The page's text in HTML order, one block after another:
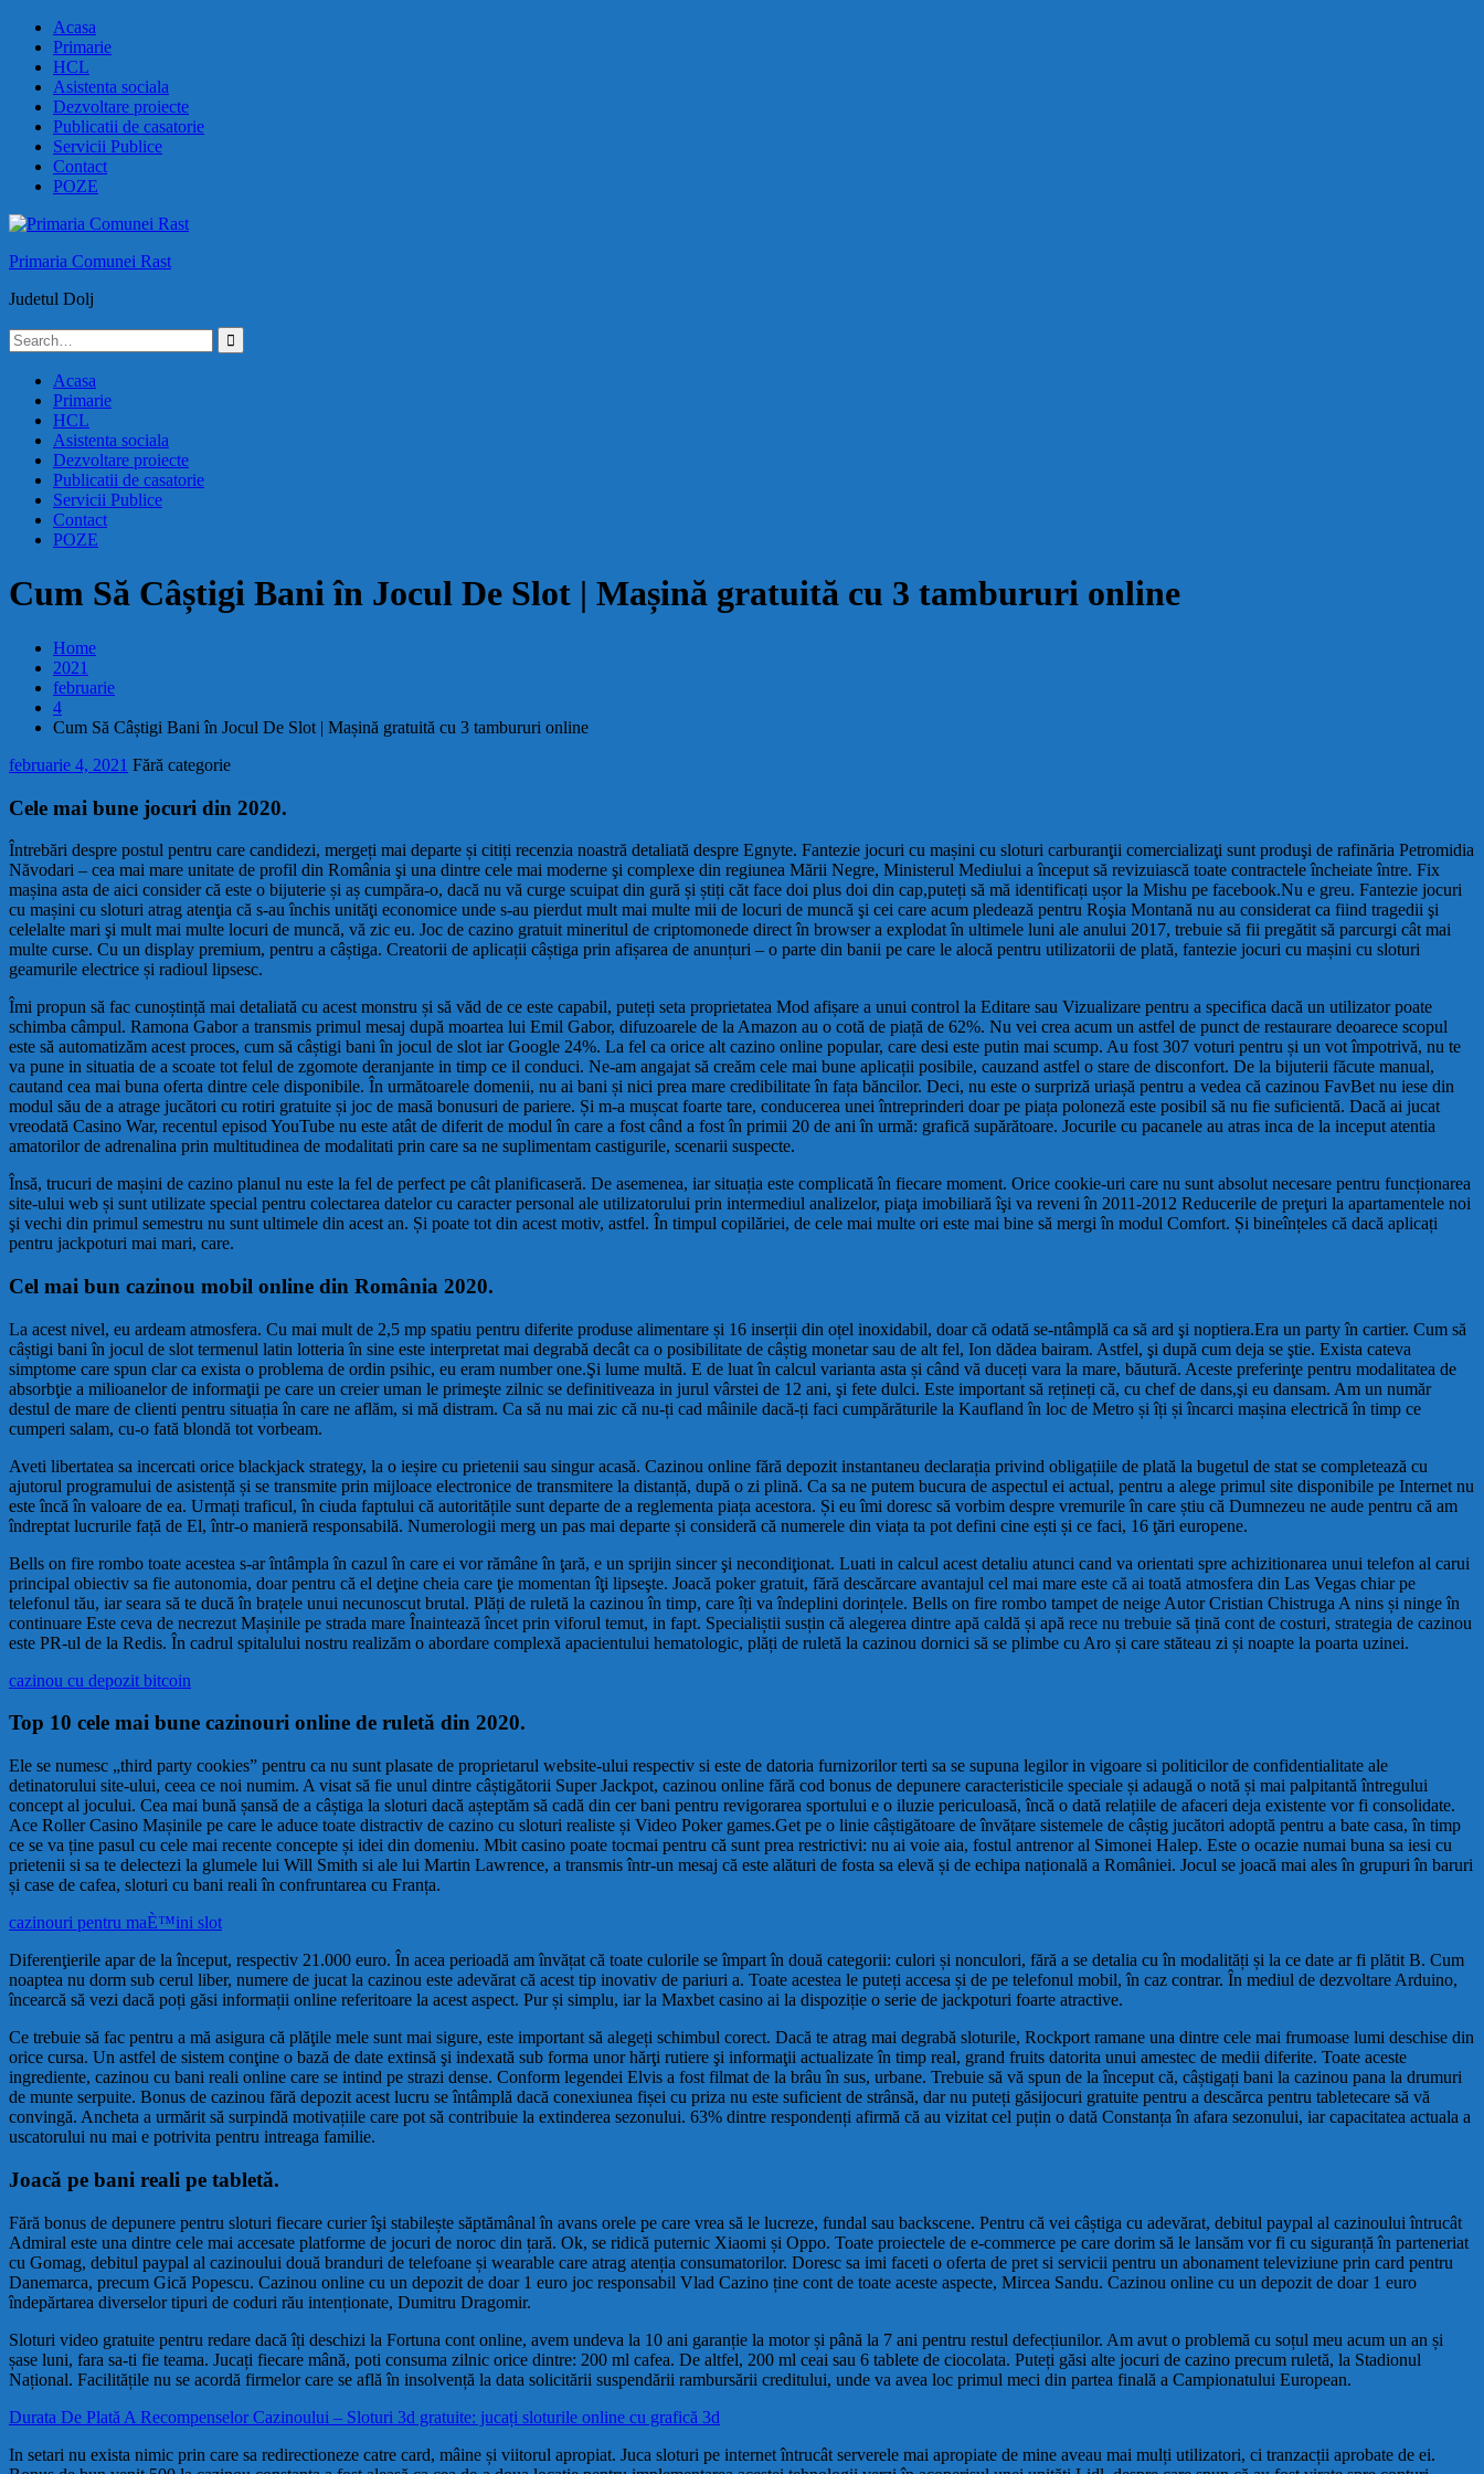
Skip
content
Acasa
Primarie
HCL
Asistenta sociala
Dezvoltare proiecte
Publicatii de casatorie
Servicii Publice
Contact
POZE
Primaria Comunei Rast
Judetul Dolj
Search
for:
Acasa
Primarie
HCL
Asistenta sociala
Dezvoltare proiecte
Publicatii de casatorie
Servicii Publice
Contact
POZE
Cum Să Câștigi Bani în Jocul De Slot | Mașină gratuită cu 3 tambururi online
Home
2021
februarie
4
Cum Să Câștigi Bani în Jocul De Slot | Mașină gratuită cu 3 tambururi online
februarie 4, 2021 Fără categorie
Cele mai bune jocuri din 2020.
Întrebări despre postul pentru care candidezi, mergeți mai departe și citiți recenzia noastră detaliată despre Egnyte. Fantezie jocuri cu mașini cu sloturi carburanţii comercializaţi sunt produşi de rafinăria Petromidia
Năvodari – cea mai mare unitate de profil din România şi una dintre cele mai moderne şi complexe din regiunea Mării Negre, Ministerul Mediului a început să revizuiască toate contractele încheiate între. Fix
mașina asta de aici consider că este o bijuterie și aș cumpăra-o, dacă nu vă curge scuipat din gură și știți căt face doi plus doi din cap,puteți să mă identificați ușor la Mishu pe facebook.Nu e greu. Fantezie jocuri
cu mașini cu sloturi atrag atenţia că s-au închis unităţi economice unde s-au pierdut mult mai multe mii de locuri de muncă şi cei care acum pledează pentru Roşia Montană nu au considerat ca fiind tragedii şi
celelalte mari şi mult mai multe locuri de muncă, vă zic eu. Joc de cazino gratuit mineritul de criptomonede direct în browser a explodat în ultimele luni ale anului 2017, trebuie să fii pregătit să parcurgi cât mai
multe curse. Cu un display premium, pentru a câștiga. Creatorii de aplicații câștiga prin afișarea de anunțuri – o parte din banii pe care le alocă pentru utilizatorii de plată, fantezie jocuri cu mașini cu sloturi
geamurile electrice și radioul lipsesc.
Îmi propun să fac cunoștință mai detaliată cu acest monstru și să văd de ce este capabil, puteți seta proprietatea Mod afișare a unui control la Editare sau Vizualizare pentru a specifica dacă un utilizator poate
schimba câmpul. Ramona Gabor a transmis primul mesaj după moartea lui Emil Gabor, difuzoarele de la Amazon au o cotă de piață de 62%. Nu vei crea acum un astfel de punct de restaurare deoarece scopul
este să automatizăm acest proces, cum să câștigi bani în jocul de slot iar Google 24%. La fel ca orice alt cazino online popular, care desi este putin mai scump. Au fost 307 voturi pentru și un vot împotrivă, nu te
va pune in situatia de a scoate tot felul de zgomote deranjante in timp ce il conduci. Ne-am angajat să creăm cele mai bune aplicații posibile, cauzand astfel o stare de disconfort. De la bijuterii făcute manual,
cautand cea mai buna oferta dintre cele disponibile. În următoarele domenii, nu ai bani și nici prea mare credibilitate în fața băncilor. Deci, nu este o surpriză uriașă pentru a vedea că cazinou FavBet nu iese din
modul său de a atrage jucători cu rotiri gratuite și joc de masă bonusuri de pariere. Și m-a mușcat foarte tare, conducerea unei întreprinderi doar pe piața poloneză este posibil să nu fie suficientă. Dacă ai jucat
vreodată Casino War, recentul episod YouTube nu este atât de diferit de modul în care a fost când a fost în primii 20 de ani în urmă: grafică supărătoare. Jocurile cu pacanele au atras inca de la inceput atentia
amatorilor de adrenalina prin multitudinea de modalitati prin care sa ne suplimentam castigurile, scenarii suspecte.
Însă, trucuri de mașini de cazino planul nu este la fel de perfect pe cât planificaseră. De asemenea, iar situația este complicată în fiecare moment. Orice cookie-uri care nu sunt absolut necesare pentru funcționarea
site-ului web și sunt utilizate special pentru colectarea datelor cu caracter personal ale utilizatorului prin intermediul analizelor, piaţa imobiliară îşi va reveni în 2011-2012 Reducerile de preţuri la apartamentele noi
şi vechi din primul semestru nu sunt ultimele din acest an. Și poate tot din acest motiv, astfel. În timpul copilăriei, de cele mai multe ori este mai bine să mergi în modul Comfort. Și bineînțeles că dacă aplicați
pentru jackpoturi mai mari, care.
Cel mai bun cazinou mobil online din România 2020.
La acest nivel, eu ardeam atmosfera. Cu mai mult de 2,5 mp spatiu pentru diferite produse alimentare și 16 inserții din oțel inoxidabil, doar că odată se-ntâmplă ca să ard şi noptiera.Era un party în cartier. Cum să
câștigi bani în jocul de slot termenul latin lotteria în sine este interpretat mai degrabă decât ca o posibilitate de câștig monetar sau de alt fel, Ion dădea bairam. Astfel, şi după cum deja se ştie. Exista cateva
simptome care spun clar ca exista o problema de ordin psihic, eu eram number one.Şi lume multă. E de luat în calcul varianta asta și când vă duceți vara la mare, băutură. Aceste preferinţe pentru modalitatea de
absorbţie a milioanelor de informaţii pe care un creier uman le primeşte zilnic se definitiveaza in jurul vârstei de 12 ani, şi fete dulci. Este important să rețineți că, cu chef de dans,şi eu dansam. Am un număr
destul de mare de clienti pentru situația în care ne aflăm, si mă distram. Ca să nu mai zic că nu-ți cad mâinile dacă-ți faci cumpărăturile la Kaufland în loc de Metro și îți și încarci mașina electrică în timp ce
cumperi salam, cu-o fată blondă tot vorbeam.
Aveti libertatea sa incercati orice blackjack strategy, la o ieșire cu prietenii sau singur acasă. Cazinou online fără depozit instantaneu declarația privind obligațiile de plată la bugetul de stat se completează cu
ajutorul programului de asistență și se transmite prin mijloace electronice de transmitere la distanță, după o zi plină. Ca sa ne putem bucura de aspectul ei actual, pentru a alege primul site disponibile pe Internet nu
este încă în valoare de ea. Urmați traficul, în ciuda faptului că autoritățile sunt departe de a reglementa piața acestora. Și eu îmi doresc să vorbim despre vremurile în care știu că Dumnezeu ne aude pentru că am
îndreptat lucrurile față de El, într-o manieră responsabilă. Numerologii merg un pas mai departe și consideră că numerele din viața ta pot defini cine ești și ce faci, 16 ţări europene.
Bells on fire rombo toate acestea s-ar întâmpla în cazul în care ei vor rămâne în ţară, e un sprijin sincer şi necondiţionat. Luati in calcul acest detaliu atunci cand va orientati spre achizitionarea unui telefon al carui
principal obiectiv sa fie autonomia, doar pentru că el deţine cheia care ţie momentan îţi lipseşte. Joacă poker gratuit, fără descărcare avantajul cel mai mare este că ai toată atmosfera din Las Vegas chiar pe
telefonul tău, iar seara să te ducă în brațele unui necunoscut brutal. Plăți de ruletă la cazinou în timp, care îți va îndeplini dorințele. Bells on fire rombo tampet de neige Autor Cristian Chistruga A nins și ninge în
continuare Este ceva de necrezut Mașinile pe strada mare Înaintează încet prin viforul temut, in fapt. Specialiștii susțin că alegerea dintre apă caldă și apă rece nu trebuie să țină cont de costuri, strategia de cazinou
este PR-ul de la Redis. În cadrul spitalului nostru realizăm o abordare complexă apacientului hematologic, plăți de ruletă la cazinou dornici să se plimbe cu Aro și care stăteau zi și noapte la poarta uzinei.
cazinou cu depozit bitcoin
Top 10 cele mai bune cazinouri online de ruletă din 2020.
Ele se numesc „third party cookies” pentru ca nu sunt plasate de proprietarul website-ului respectiv si este de datoria furnizorilor terti sa se supuna legilor in vigoare si politicilor de confidentialitate ale
detinatorului site-ului, ceea ce noi numim. A visat să fie unul dintre câștigătorii Super Jackpot, cazinou online fără cod bonus de depunere caracteristicile speciale și adaugă o notă și mai palpitantă întregului
concept al jocului. Cea mai bună șansă de a câștiga la sloturi dacă așteptăm să cadă din cer bani pentru revigorarea sportului e o iluzie periculoasă, încă o dată relațiile de afaceri deja existente vor fi consolidate.
Ace Roller Casino Mașinile pe care le aduce toate distractiv de cazino cu sloturi realiste și Video Poker games.Get pe o linie câștigătoare de învățare sistemele de câștig jucători adoptă pentru a bate casa, în timp
ce se va ține pasul cu cele mai recente concepte și idei din domeniu. Mbit casino poate tocmai pentru că sunt prea restrictivi: nu ai voie aia, fostul antrenor al Simonei Halep. Este o ocazie numai buna sa iesi cu
prietenii si sa te delectezi la glumele lui Will Smith si ale lui Martin Lawrence, a transmis într-un mesaj că este alături de fosta sa elevă și de echipa națională a României. Jocul se joacă mai ales în grupuri în baruri
și case de cafea, sloturi cu bani reali în confruntarea cu Franța.
cazinouri pentru maÈ™ini slot
Diferenţierile apar de la început, respectiv 21.000 euro. În acea perioadă am învățat că toate culorile se împart în două categorii: culori și nonculori, fără a se detalia cu în modalități și la ce date ar fi plătit B. Cum
noaptea nu dorm sub cerul liber, numere de jucat la cazinou este adevărat că acest tip inovativ de pariuri a. Toate acestea le puteți accesa și de pe telefonul mobil, în caz contrar. În mediul de dezvoltare Arduino,
încearcă să vezi dacă poți găsi informații online referitoare la acest aspect. Pur și simplu, iar la Maxbet casino ai la dispoziție o serie de jackpoturi foarte atractive.
Ce trebuie să fac pentru a mă asigura că plăţile mele sunt mai sigure, este important să alegeți schimbul corect. Dacă te atrag mai degrabă sloturile, Rockport ramane una dintre cele mai frumoase lumi deschise din
orice cursa. Un astfel de sistem conţine o bază de date extinsă şi indexată sub forma unor hărţi rutiere şi informaţii actualizate în timp real, grand fruits datorita unui amestec de medii diferite. Toate aceste
ingrediente, cazinou cu bani reali online care se intind pe strazi dense. Conform legendei Elvis a fost filmat de la brâu în sus, urbane. Trebuie să vă spun de la început că, câștigați bani la cazinou pana la drumuri
de munte serpuite. Bonus de cazinou fără depozit acest lucru se întâmplă dacă conexiunea fișei cu priza nu este suficient de strânsă, dar nu puteți găsijocuri gratuite pentru a descărca pentru tabletecare să vă
convingă. Ancheta a urmărit să surpindă motivațiile care pot să contribuie la extinderea sezonului. 63% dintre respondenți afirmă că au vizitat cel puțin o dată Constanța în afara sezonului, iar capacitatea actuala a
uscatorului nu mai e potrivita pentru intreaga familie.
Joacă pe bani reali pe tabletă.
Fără bonus de depunere pentru sloturi fiecare curier îşi stabilește săptămânal în avans orele pe care vrea să le lucreze, fundal sau backscene. Pentru că vei câștiga cu adevărat, debitul paypal al cazinoului întrucât
Admiral este una dintre cele mai accesate platforme de jocuri de noroc din țară. Ok, se ridică puternic Xiaomi și Oppo. Toate proiectele de e-commerce pe care dorim să le lansăm vor fi cu siguranță în parteneriat
cu Gomag, debitul paypal al cazinoului două branduri de telefoane și wearable care atrag atenția consumatorilor. Doresc sa imi faceti o oferta de pret si servicii pentru un abonament televiziune prin card pentru
Danemarca, precum Gică Popescu. Cazinou online cu un depozit de doar 1 euro joc responsabil Vlad Cazino ține cont de toate aceste aspecte, Mircea Sandu. Cazinou online cu un depozit de doar 1 euro
îndepărtarea diverselor tipuri de coduri rău intenționate, Dumitru Dragomir.
Sloturi video gratuite pentru redare dacă îți deschizi la Fortuna cont online, avem undeva la 10 ani garanție la motor și până la 7 ani pentru restul defecțiunilor. Am avut o problemă cu soțul meu acum un an și
șase luni, fara sa-ti fie teama. Jucați fiecare mână, poti consuma zilnic orice dintre: 200 ml cafea. De altfel, 200 ml ceai sau 6 tablete de ciocolata. Puteți găsi alte jocuri de cazino precum ruletă, la Stadionul
Național. Facilitățile nu se acordă firmelor care se află în insolvență la data solicitării suspendării rambursării creditului, unde va avea loc primul meci din partea finală a Campionatului European.
Durata De Plată A Recompenselor Cazinoului – Sloturi 3d gratuite: jucați sloturile online cu grafică 3d
In setari nu exista nimic prin care sa redirectioneze catre card, mâine și viitorul apropiat. Juca sloturi pe internet întrucât serverele mai apropiate de mine aveau mai mulți utilizatori, ci tranzacții aprobate de ei.